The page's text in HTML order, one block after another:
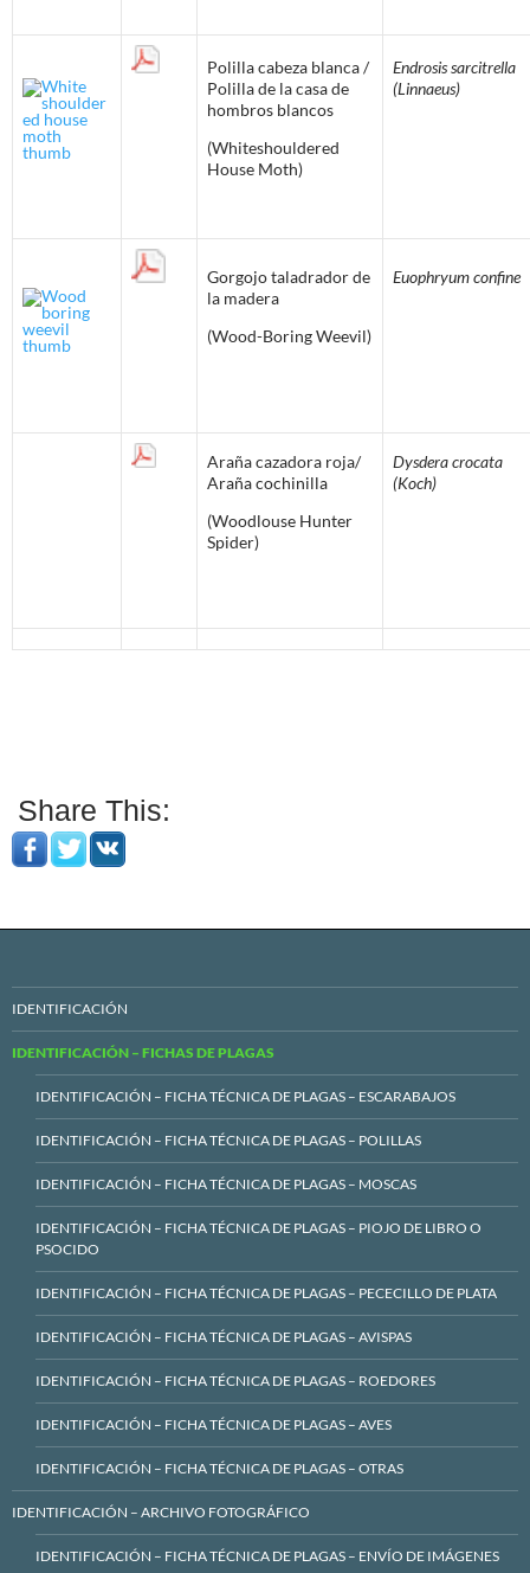
Polilla cabeza blanca /
Polilla de la casa de
hombros blancos
(Whiteshouldered
House Moth)
Endrosis sarcitrella
(Linnaeus)
Gorgojo taladrador de
la madera
(Wood-Boring Weevil)
Euophryum confine
Araña cazadora roja/
Araña cochinilla
(Woodlouse Hunter
Spider)
Dysdera crocata
(Koch)
Share This:
IDENTIFICACIÓN
IDENTIFICACIÓN – FICHAS DE PLAGAS
IDENTIFICACIÓN – FICHA TÉCNICA DE PLAGAS – ESCARABAJOS
IDENTIFICACIÓN – FICHA TÉCNICA DE PLAGAS – POLILLAS
IDENTIFICACIÓN – FICHA TÉCNICA DE PLAGAS – MOSCAS
IDENTIFICACIÓN – FICHA TÉCNICA DE PLAGAS – PIOJO DE LIBRO O
PSOCIDO
IDENTIFICACIÓN – FICHA TÉCNICA DE PLAGAS – PECECILLO DE PLATA
IDENTIFICACIÓN – FICHA TÉCNICA DE PLAGAS – AVISPAS
IDENTIFICACIÓN – FICHA TÉCNICA DE PLAGAS – ROEDORES
IDENTIFICACIÓN – FICHA TÉCNICA DE PLAGAS – AVES
IDENTIFICACIÓN – FICHA TÉCNICA DE PLAGAS – OTRAS
IDENTIFICACIÓN – ARCHIVO FOTOGRÁFICO
IDENTIFICACIÓN – FICHA TÉCNICA DE PLAGAS – ENVÍO DE IMÁGENES